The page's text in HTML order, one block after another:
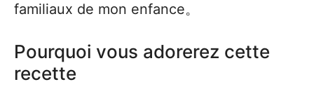
familiaux de mon enfance。
Pourquoi vous adorerez cette
recette